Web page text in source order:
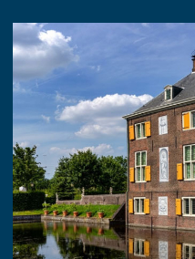
Huygens Museum→
Privacy en cookies →
Colofon →